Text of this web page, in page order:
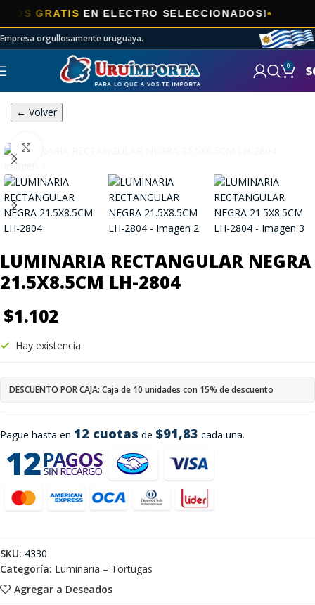
GRATISEN ELECTRO SELECCIONADOS!
Empresa orgullosamente uruguaya.
0 $
← Volver
LUMINARIA RECTANGULAR NEGRA
21.5X8.5CM LH-2804
$1.102
Pague hasta en 12 cuotas de $91,83 cada una.
Hay existencia
DESCUENTO POR CAJA: Caja de 10 unidades con 15% de descuento
Agregar a Deseados
SKU: 4330
Categoría: Luminaria – Tortugas